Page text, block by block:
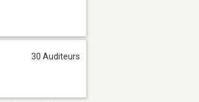
30 Auditeurs